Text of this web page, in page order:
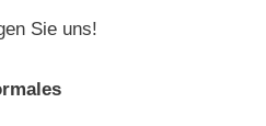
Sie uns!